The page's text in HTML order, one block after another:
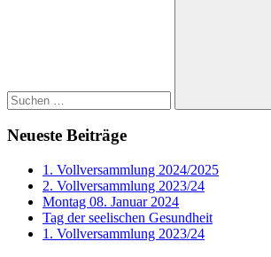
Neueste Beiträge
1. Vollversammlung 2024/2025
2. Vollversammlung 2023/24
Montag 08. Januar 2024
Tag der seelischen Gesundheit
1. Vollversammlung 2023/24